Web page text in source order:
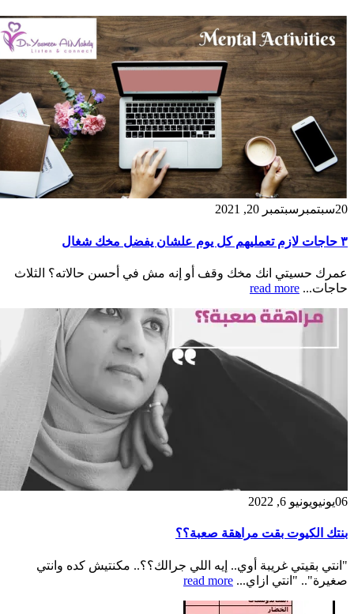
20سبتمبر سبتمبر 20, 2021
٣ حاجات لازم تعمليهم كل يوم علشان يفضل مخك شغال
عمرك حسيتي انك مخك وقف أو إنه مش في أحسن حالاته؟ الثلاث
حاجات... read more
06يونيويونيو 6, 2022
بنتك الكيوت بقت مراهقة صعبة؟؟
"انتي بقيتي غريبة أوي.. إيه اللي جرالك؟؟.. مكنتيش كده وانتي
صغيرة".. "انتي ازاي... read more